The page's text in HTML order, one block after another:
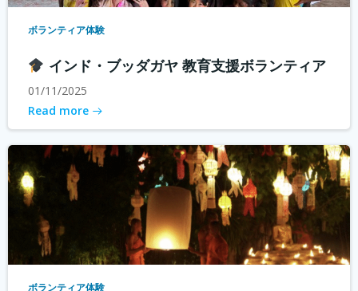
ボランティア体験
インド・ブッダガヤ 教育支援ボランティア
01/11/2025
Read more
ボランティア体験